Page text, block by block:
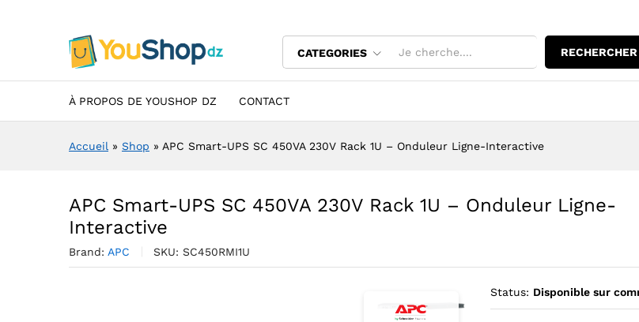
CATEGORIES RECHERCHER
À PROPOS DE YOUSHOP DZ CONTACT
Accueil » Shop » APC Smart-UPS SC 450VA 230V Rack 1U – Onduleur Ligne-Interactive
APC Smart-UPS SC 450VA 230V Rack 1U – Onduleur Ligne-
Interactive
Brand: APC SKU: SC450RMI1U
Status: Disponible sur